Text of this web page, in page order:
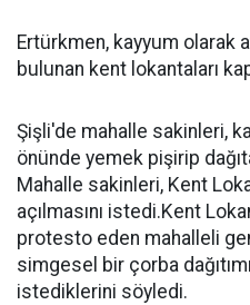
Ertürkmen, kayyum olarak
bulunan kent lokantaları
Şişli'de mahalle sakinleri,
önünde yemek pişirip
Mahalle sakinleri, Kent
açılmasını istedi.Kent
protesto eden mahalleli
simgesel bir çorba
istediklerini söyledi.